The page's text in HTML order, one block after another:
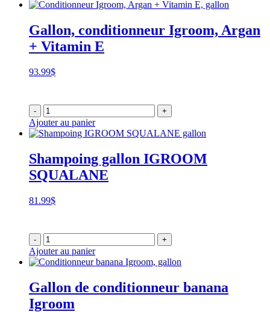
Gallon, conditionneur Igroom, Argan
+ Vitamin E
93.99$
- +
Ajouter au panier
Shampoing gallon IGROOM
SQUALANE
81.99$
- +
Ajouter au panier
Gallon de conditionneur banana
Igroom